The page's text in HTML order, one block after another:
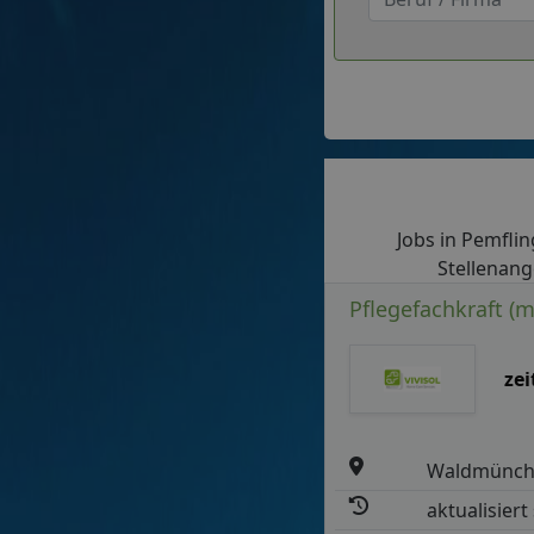
Jobs in
Pflegefachkraft
aktualisiert